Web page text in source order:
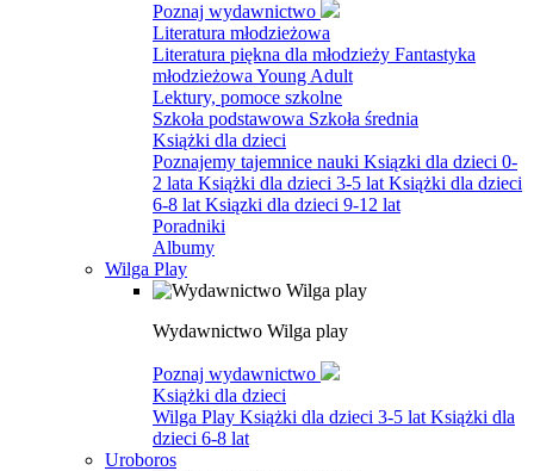
Poznaj wydawnictwo
Literatura młodzieżowa
Literatura piękna dla młodzieży Fantastyka
młodzieżowa Young Adult
Lektury, pomoce szkolne
Szkoła podstawowa Szkoła średnia
Książki dla dzieci
Poznajemy tajemnice nauki Ksiązki dla dzieci 0-
2 lata Książki dla dzieci 3-5 lat Książki dla dzieci
6-8 lat Ksiązki dla dzieci 9-12 lat
Poradniki
Albumy
Wilga Play
Wydawnictwo Wilga play
Poznaj wydawnictwo
Książki dla dzieci
Wilga Play Książki dla dzieci 3-5 lat Książki dla
dzieci 6-8 lat
Uroboros